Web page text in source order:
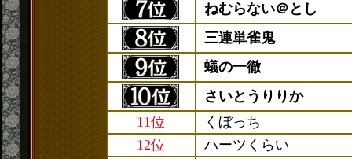
ねむらない＠とし
三連単雀鬼
蟻の一徹
さいとうりりか
11位
くぼっち
12位
ハーツくらい